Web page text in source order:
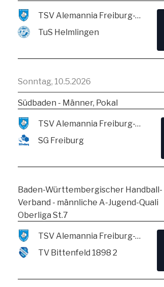
TSV Alemannia Freiburg-Zähringen
TuS Helmlingen
Sonntag, 10.5.2026
Südbaden - Männer, Pokal
TSV Alemannia Freiburg-Zähringen
SG Freiburg
Baden-Württembergischer Handball-
Verband - männliche A-Jugend-Quali
Oberliga St.7
TSV Alemannia Freiburg-Zähringen
TV Bittenfeld 1898 2